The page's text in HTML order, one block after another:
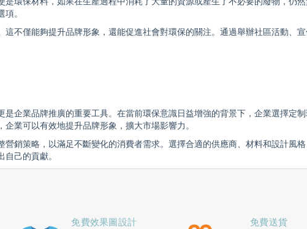
。
不僅能夠提升品牌形象，還能促進社會對環保的關注。通過舉辦社區活動、
是企業品牌推廣的重要工具。在當前環保意識日益增強的背景下，企業選擇定制
業可以有效地提升品牌形象，擴大市場影響力。
營銷策略，以滿足不斷變化的消費者需求。選擇合適的供應商、材料和設計風
己的貢獻。
免費效果圖設計 免費送貨